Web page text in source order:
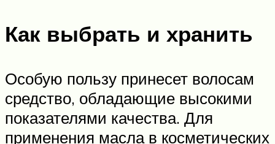
Как выбрать и хранить
Особую пользу принесет волосам
средство, обладающие высокими
показателями качества. Для
применения масла в косметических